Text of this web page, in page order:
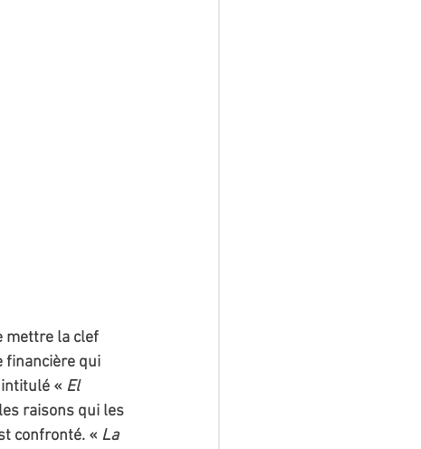
mettre la clef
financière qui
« El
raisons qui les
confronté. « La